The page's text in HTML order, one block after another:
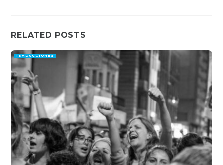
RELATED POSTS
TRADUCCIONES